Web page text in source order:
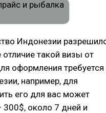
Индонезии
такой визы от
оформления требуется
например, для
его для вас может
300$, около 7 дней и